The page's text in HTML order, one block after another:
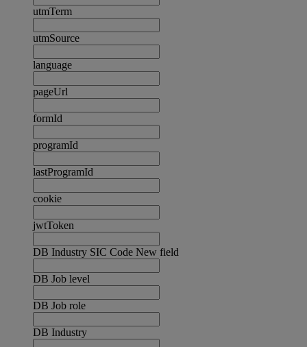
utmTerm
utmSource
language
pageUrl
formId
programId
lastProgramId
cookie
jwtToken
DB Industry SIC Code New field
DB Job level
DB Job role
DB Industry